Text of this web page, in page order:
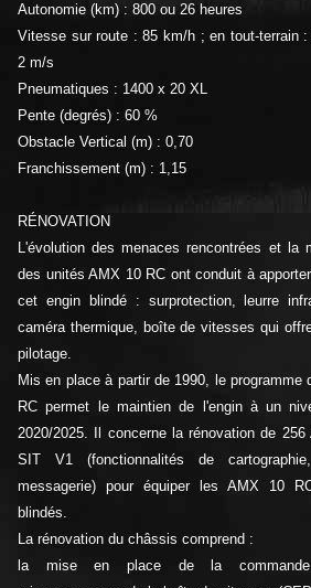
Autonomie (km) : 800 ou 26 heures
Vitesse sur route : 85 km/h ; en tout-terrain
2 m/s
Pneumatiques : 1400 x 20 XL
Pente (degrés) : 60 %
Obstacle Vertical (m) : 0,70
Franchissement (m) : 1,15
RÉNOVATION
L'évolution des menaces rencontrées et la
des unités AMX 10 RC ont conduit à
cet engin blindé : surprotection, leurre
caméra thermique, boîte de vitesses qui
pilotage.
Mis en place à partir de 1990, le programme
RC permet le maintien de l'engin à un
2020/2025. Il concerne la rénovation de
SIT V1 (fonctionnalités de
messagerie) pour équiper les AMX 10
blindés.
La rénovation du châssis comprend :
la mise en place de la commande